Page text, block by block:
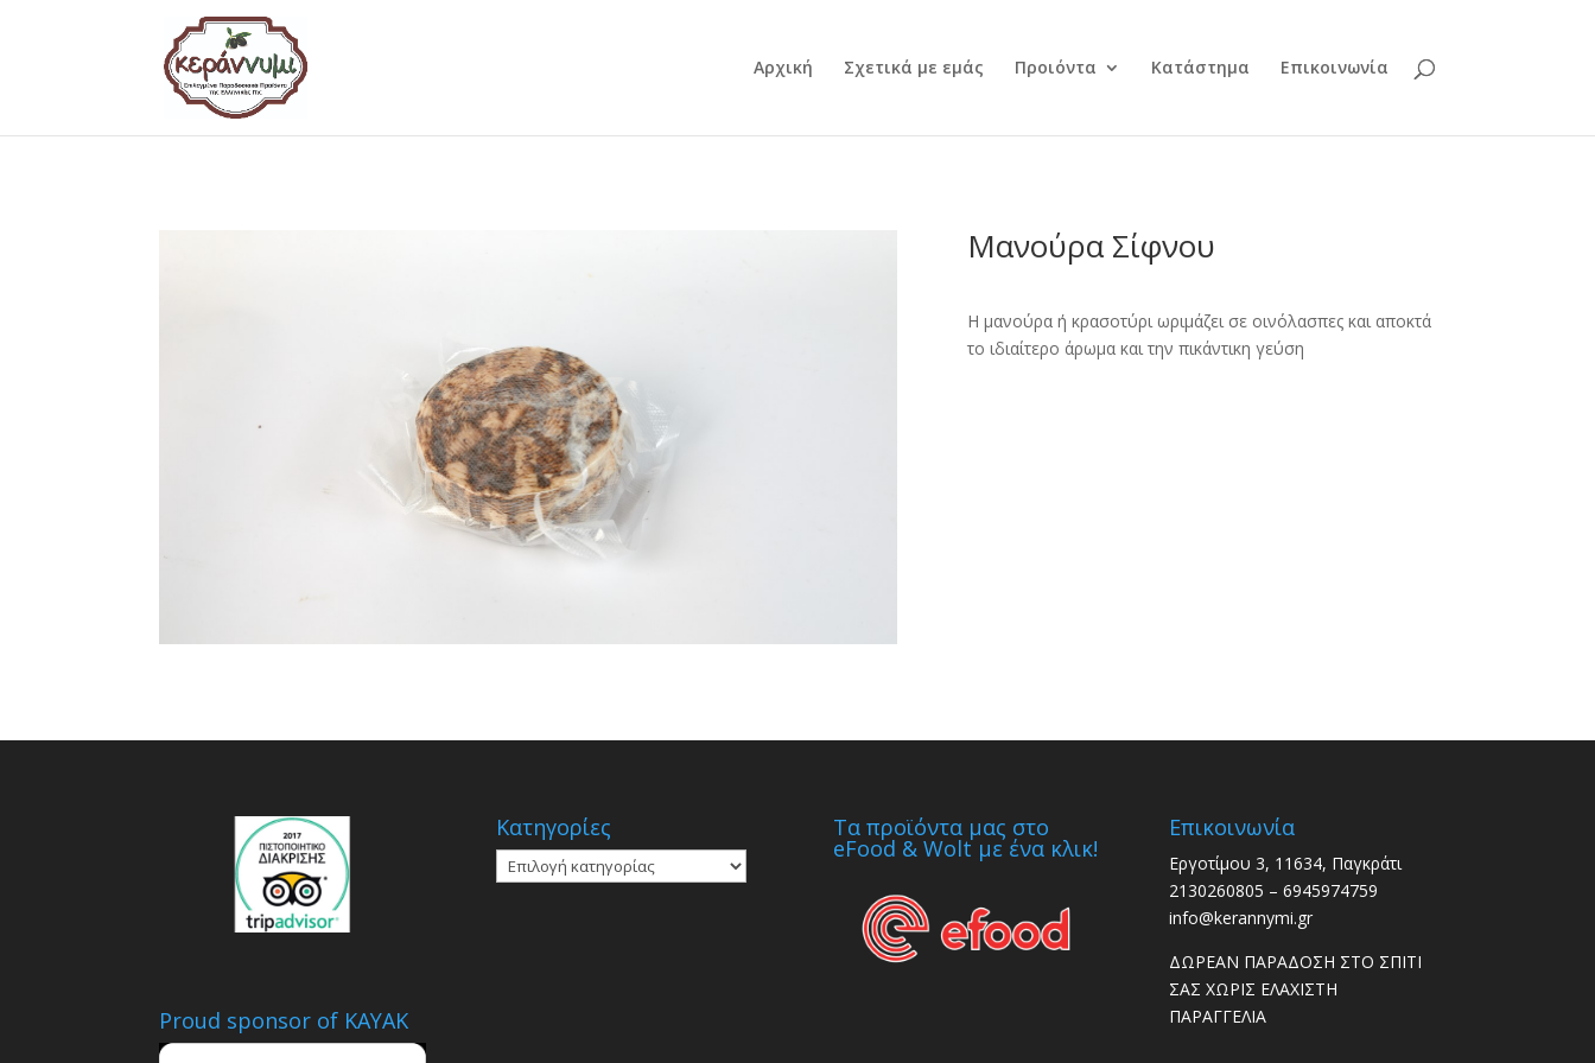
Αρχική Σχετικά με εμάς Προιόντα Κατάστημα Επικοινωνία
Μανούρα Σίφνου
Η μανούρα ή κρασοτύρι ωριμάζει σε οινόλασπες και αποκτά
το ιδιαίτερο άρωμα και την πικάντικη γεύση
Proud sponsor of KAYAK
Κατηγορίες
Κατηγορίες
Τα προϊόντα μας στο
eFood & Wolt με ένα κλικ!
Επικοινωνία
Εργοτίμου 3, 11634, Παγκράτι
2130260805 – 6945974759
info@kerannymi.gr
ΔΩΡΕΑΝ ΠΑΡΑΔΟΣΗ ΣΤΟ ΣΠΙΤΙ
ΣΑΣ ΧΩΡΙΣ ΕΛΑΧΙΣΤΗ
ΠΑΡΑΓΓΕΛΙΑ